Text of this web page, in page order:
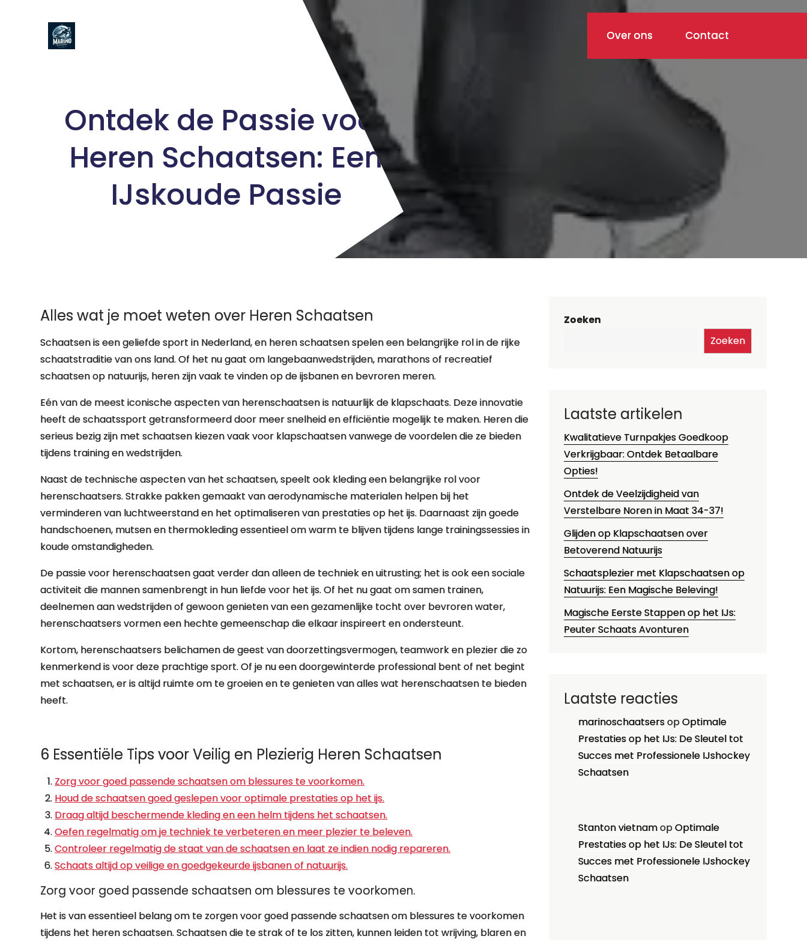
Over ons Contact
Ontdek de Passie voor
Heren Schaatsen: Een
IJskoude Passie
Alles wat je moet weten over Heren Schaatsen
Schaatsen is een geliefde sport in Nederland, en heren schaatsen spelen een belangrijke rol in de rijke
schaatstraditie van ons land. Of het nu gaat om langebaanwedstrijden, marathons of recreatief
schaatsen op natuurijs, heren zijn vaak te vinden op de ijsbanen en bevroren meren.
Eén van de meest iconische aspecten van herenschaatsen is natuurlijk de klapschaats. Deze innovatie
heeft de schaatssport getransformeerd door meer snelheid en efficiëntie mogelijk te maken. Heren die
serieus bezig zijn met schaatsen kiezen vaak voor klapschaatsen vanwege de voordelen die ze bieden
tijdens training en wedstrijden.
Naast de technische aspecten van het schaatsen, speelt ook kleding een belangrijke rol voor
herenschaatsers. Strakke pakken gemaakt van aerodynamische materialen helpen bij het
verminderen van luchtweerstand en het optimaliseren van prestaties op het ijs. Daarnaast zijn goede
handschoenen, mutsen en thermokleding essentieel om warm te blijven tijdens lange trainingssessies in
koude omstandigheden.
De passie voor herenschaatsen gaat verder dan alleen de techniek en uitrusting; het is ook een sociale
activiteit die mannen samenbrengt in hun liefde voor het ijs. Of het nu gaat om samen trainen,
deelnemen aan wedstrijden of gewoon genieten van een gezamenlijke tocht over bevroren water,
herenschaatsers vormen een hechte gemeenschap die elkaar inspireert en ondersteunt.
Kortom, herenschaatsers belichamen de geest van doorzettingsvermogen, teamwork en plezier die zo
kenmerkend is voor deze prachtige sport. Of je nu een doorgewinterde professional bent of net begint
met schaatsen, er is altijd ruimte om te groeien en te genieten van alles wat herenschaatsen te bieden
heeft.
6 Essentiële Tips voor Veilig en Plezierig Heren Schaatsen
Zorg voor goed passende schaatsen om blessures te voorkomen.
Houd de schaatsen goed geslepen voor optimale prestaties op het ijs.
Draag altijd beschermende kleding en een helm tijdens het schaatsen.
Oefen regelmatig om je techniek te verbeteren en meer plezier te beleven.
Controleer regelmatig de staat van de schaatsen en laat ze indien nodig repareren.
Schaats altijd op veilige en goedgekeurde ijsbanen of natuurijs.
Zorg voor goed passende schaatsen om blessures te voorkomen.
Het is van essentieel belang om te zorgen voor goed passende schaatsen om blessures te voorkomen
tijdens het heren schaatsen. Schaatsen die te strak of te los zitten, kunnen leiden tot wrijving, blaren en
Zoeken
Zoeken
Laatste artikelen
Kwalitatieve Turnpakjes Goedkoop
Verkrijgbaar: Ontdek Betaalbare
Opties!
Ontdek de Veelzijdigheid van
Verstelbare Noren in Maat 34-37!
Glijden op Klapschaatsen over
Betoverend Natuurijs
Schaatsplezier met Klapschaatsen op
Natuurijs: Een Magische Beleving!
Magische Eerste Stappen op het IJs:
Peuter Schaats Avonturen
Laatste reacties
marinoschaatsersopOptimale
Prestaties op het IJs: De Sleutel tot
Succes met Professionele IJshockey
Schaatsen
Stanton vietnamopOptimale
Prestaties op het IJs: De Sleutel tot
Succes met Professionele IJshockey
Schaatsen